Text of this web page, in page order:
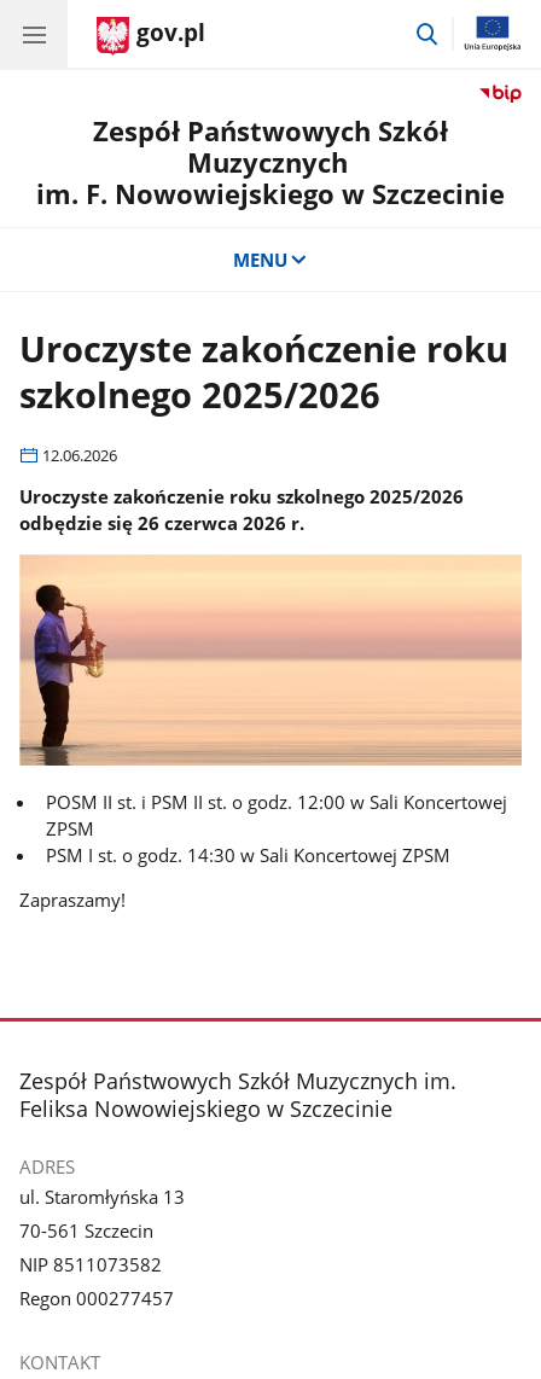
gov.pl
przejdź
Zespół Państwowych Szkół
Muzycznych
im. F. Nowowiejskiego w Szczecinie
MENU
Uroczyste zakończenie roku
szkolnego 2025/2026
12.06.2026
Uroczyste zakończenie roku szkolnego 2025/2026
odbędzie się 26 czerwca 2026 r.
POSM II st. i PSM II st. o godz. 12:00 w Sali Koncertowej
ZPSM
PSM I st. o godz. 14:30 w Sali Koncertowej ZPSM
Zapraszamy!
stopka
Zespół Państwowych Szkół Muzycznych im.
Feliksa Nowowiejskiego w Szczecinie
ADRES
ul. Staromłyńska 13
70-561 Szczecin
NIP 8511073582
Regon 000277457
KONTAKT